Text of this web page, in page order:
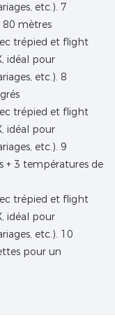
80 mètres
+ 3 températures de
pour un